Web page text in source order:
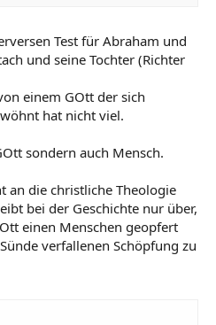
Test für Abraham und
und seine Tochter (Richter
einem GOtt der sich
hat nicht viel.
sondern auch Mensch.
an die christliche Theologie
bei der Geschichte nur über,
einen Menschen geopfert
verfallenen Schöpfung zu